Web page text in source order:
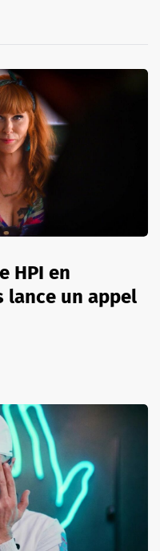
HPI en
un appel